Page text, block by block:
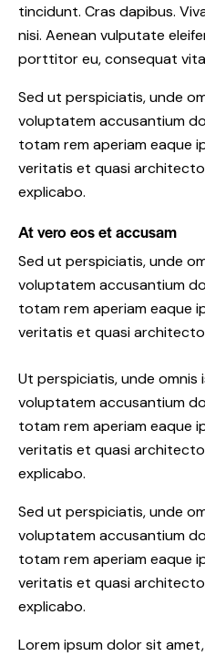
tincidunt. Cras dapibus.
nisi. Aenean vulputate
porttitor eu, consequat
Sed ut perspiciatis, unde
voluptatem accusantium
totam rem aperiam eaque
veritatis et quasi
explicabo.
At vero eos et accusam
Sed ut perspiciatis, unde
voluptatem accusantium
totam rem aperiam eaque
veritatis et quasi
Ut perspiciatis, unde
voluptatem accusantium
totam rem aperiam eaque
veritatis et quasi
explicabo.
Sed ut perspiciatis, unde
voluptatem accusantium
totam rem aperiam eaque
veritatis et quasi
explicabo.
Lorem ipsum dolor sit